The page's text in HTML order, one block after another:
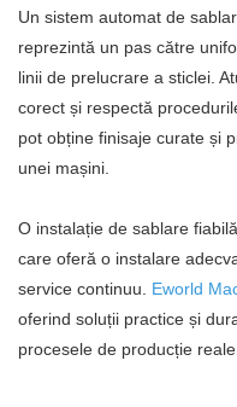
Un sistem automat de
reprezintă un pas către
linii de prelucrare a sticlei.
corect și respectă
pot obține finisaje curate și
unei mașini.
O instalație de sablare
care oferă o instalare
service continuu. Eworld
oferind soluții practice și
procesele de producție